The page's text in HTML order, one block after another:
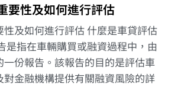
要性及如何進行評估
及如何進行評估 什麼是車貸評估
是指在車輛購買或融資過程中，由
份報告。該報告的目的是評估車
金融機構提供有關融資風險的詳